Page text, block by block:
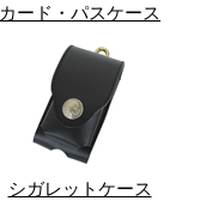
カード・パスケース
シガレットケース